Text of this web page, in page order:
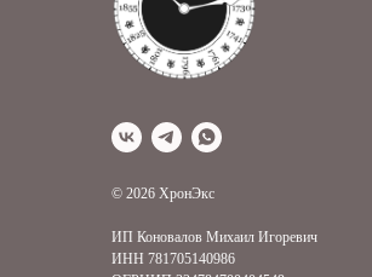
© 2026 ХронЭкс
ИП Коновалов Михаил Игоревич
ИНН 781705140986